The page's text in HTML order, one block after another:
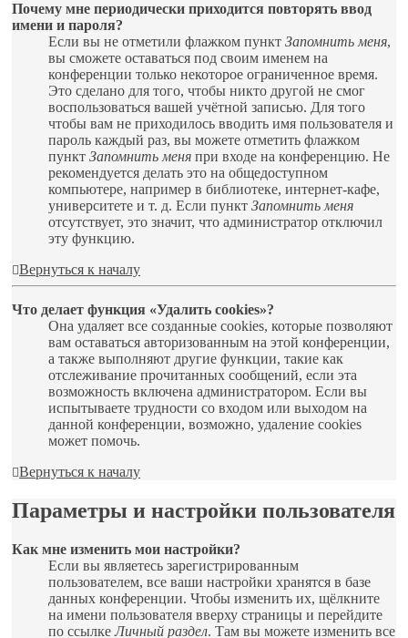
Почему мне периодически приходится повторять ввод
имени и пароля?
Если вы не отметили флажком пункт Запомнить меня,
вы сможете оставаться под своим именем на
конференции только некоторое ограниченное время.
Это сделано для того, чтобы никто другой не смог
воспользоваться вашей учётной записью. Для того
чтобы вам не приходилось вводить имя пользователя и
пароль каждый раз, вы можете отметить флажком
пункт Запомнить меня при входе на конференцию. Не
рекомендуется делать это на общедоступном
компьютере, например в библиотеке, интернет-кафе,
университете и т. д. Если пункт Запомнить меня
отсутствует, это значит, что администратор отключил
эту функцию.
Вернуться к началу
Что делает функция «Удалить cookies»?
Она удаляет все созданные cookies, которые позволяют
вам оставаться авторизованным на этой конференции,
а также выполняют другие функции, такие как
отслеживание прочитанных сообщений, если эта
возможность включена администратором. Если вы
испытываете трудности со входом или выходом на
данной конференции, возможно, удаление cookies
может помочь.
Вернуться к началу
Параметры и настройки пользователя
Как мне изменить мои настройки?
Если вы являетесь зарегистрированным
пользователем, все ваши настройки хранятся в базе
данных конференции. Чтобы изменить их, щёлкните
на имени пользователя вверху страницы и перейдите
по ссылкеЛичный раздел. Там вы можете изменить все